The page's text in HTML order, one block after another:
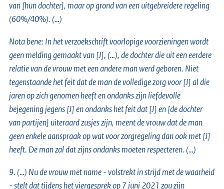
van [hun dochter], maar op grond van een uitgebreidere regeling
(60%/40%). (…)
Nota bene: In het verzoekschrift voorlopige voorzieningen wordt
geen melding gemaakt van [J], (…), de dochter die uit een eerdere
relatie van de vrouw met een andere man werd geboren. Niet
tegenstaande het feit dat de man de volledige zorg voor [J] al die
jaren op zich genomen heeft en ondanks zijn liefdevolle
bejegening jegens [J] en ondanks het feit dat [J] en [de dochter
van partijen] uiteraard zusjes zijn, meent de vrouw dat de man
geen enkele aanspraak op wat voor zorgregeling dan ook met [J]
heeft. De man zal dat zijns ondanks moeten respecteren. (…)
9. (…) Nu de vrouw met name - volstrekt in strijd met de waarheid
- stelt dat tijdens het viergesprek op 7 juni 2021 zou zijn